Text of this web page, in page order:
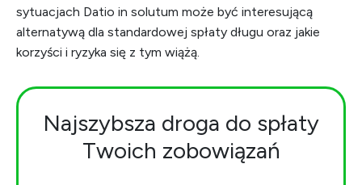
sytuacjach Datio in solutum może być interesującą
alternatywą dla standardowej spłaty długu oraz jakie
korzyści i ryzyka się z tym wiążą.
Najszybsza droga do spłaty
Twoich zobowiązań